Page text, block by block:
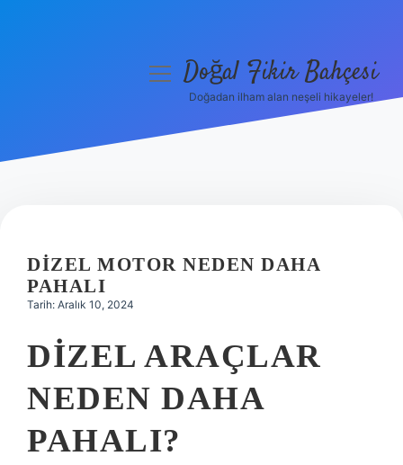
Hakkımızda
menüyüDoğal Fikir Bahçesi
Doğadan ilham alan neşeli hikayeler!
DIZEL MOTOR NEDEN DAHA
PAHALI
Tarih: Aralık 10, 2024
DIZEL ARAÇLAR
NEDEN DAHA
PAHALI?